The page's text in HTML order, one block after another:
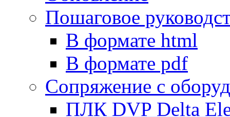
Пошаговое
В формате html
В формате pdf
Сопряжение с
ПЛК DVP Delta